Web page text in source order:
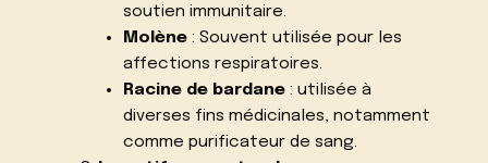
soutien immunitaire.
Molène: Souvent utilisée pour les
affections respiratoires.
Racine de bardane: utilisée à
diverses fins médicinales, notamment
comme purificateur de sang.